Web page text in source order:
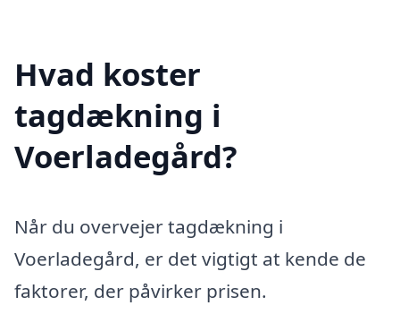
Hvad koster
tagdækning i
Voerladegård?
Når du overvejer tagdækning i
Voerladegård, er det vigtigt at kende de
faktorer, der påvirker prisen.